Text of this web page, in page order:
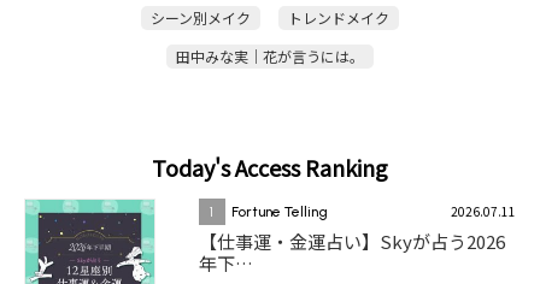
シーン別メイク
トレンドメイク
田中みな実｜花が言うには。
Today's Access Ranking
1 Fortune Telling 2026.07.11
【仕事運・金運占い】Skyが占う2026
年下…